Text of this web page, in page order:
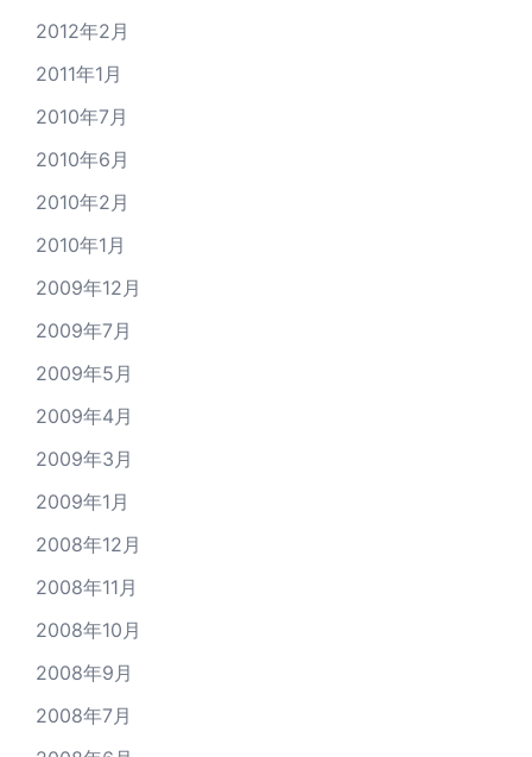
2012年2月
2011年1月
2010年7月
2010年6月
2010年2月
2010年1月
2009年12月
2009年7月
2009年5月
2009年4月
2009年3月
2009年1月
2008年12月
2008年11月
2008年10月
2008年9月
2008年7月